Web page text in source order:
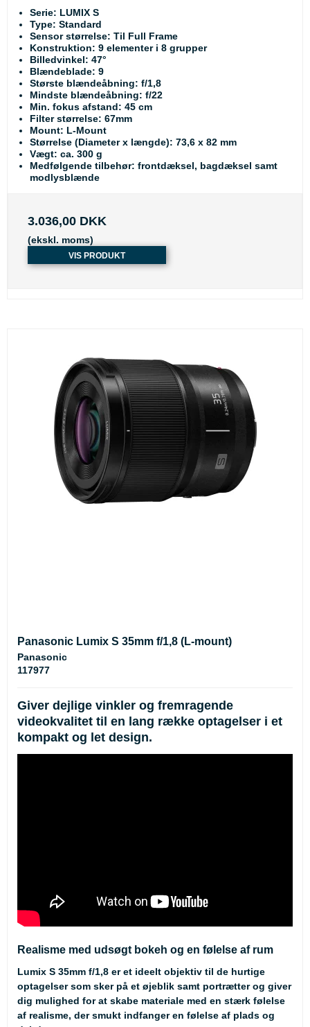
Serie: LUMIX S
Type: Standard
Sensor størrelse: Til Full Frame
Konstruktion: 9 elementer i 8 grupper
Billedvinkel: 47°
Blændeblade: 9
Største blændeåbning: f/1,8
Mindste blændeåbning: f/22
Min. fokus afstand: 45 cm
Filter størrelse: 67mm
Mount: L-Mount
Størrelse (Diameter x længde): 73,6 x 82 mm
Vægt: ca. 300 g
Medfølgende tilbehør: frontdæksel, bagdæksel samt
modlysblænde
3.036,00 DKK
(ekskl. moms)
VIS PRODUKT
Panasonic Lumix S 35mm f/1,8 (L-mount)
Panasonic
117977
Giver dejlige vinkler og fremragende
videokvalitet til en lang række optagelser i et
kompakt og let design.
Realisme med udsøgt bokeh og en følelse af rum
Lumix S 35mm f/1,8 er et ideelt objektiv til de hurtige
optagelser som sker på et øjeblik samt portrætter og giver
dig mulighed for at skabe materiale med en stærk følelse
af realisme, der smukt indfanger en følelse af plads og